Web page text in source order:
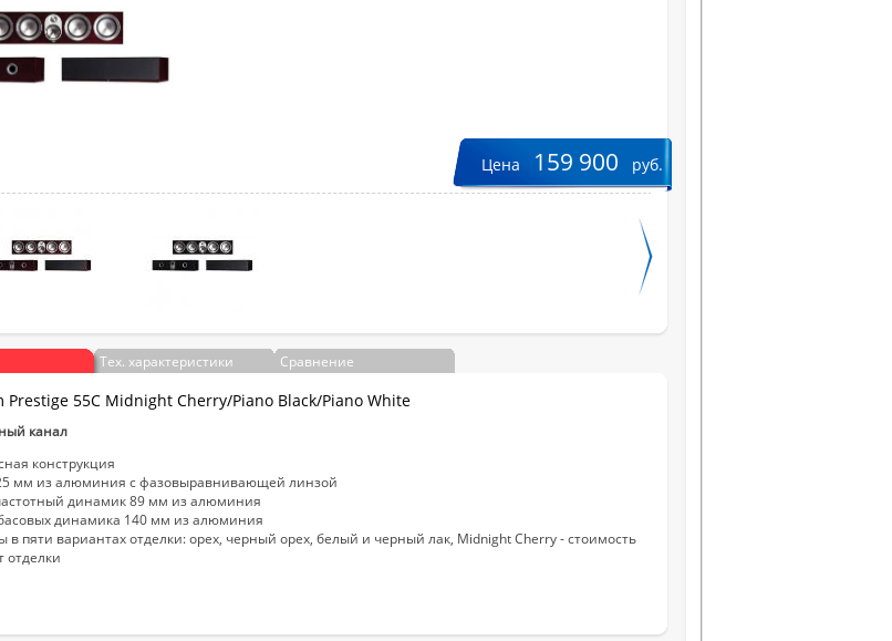
Цена 159 900 руб.
Тех. характеристики Сравнение
Prestige 55C Midnight Cherry/Piano Black/Piano White
канал
конструкция
мм из алюминия с фазовыравнивающей линзой
динамик 89 мм из алюминия
динамика 140 мм из алюминия
в пяти вариантах отделки: орех, черный орех, белый и черный лак, Midnight Cherry - стоимость
отделки